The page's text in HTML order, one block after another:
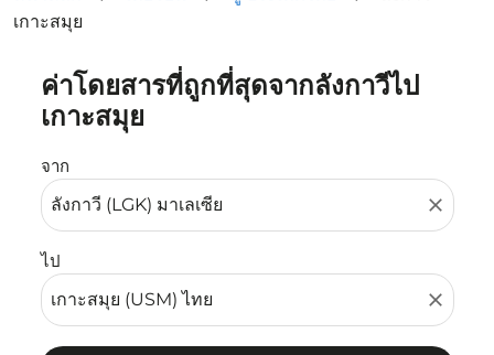
เกาะสมุย
ค่าโดยสารที่ถูกที่สุดจากลังกาวีไป
เกาะสมุย
จาก
close
ไป
close
ลองอัปเดตเส้นทางของคุณ (ต้นทางและ/หรือปลายทาง) หรื